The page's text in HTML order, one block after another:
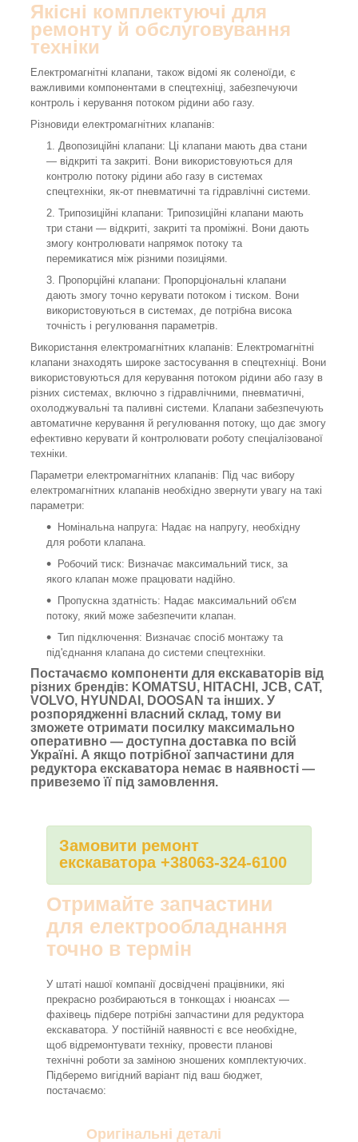
Якісні комплектуючі для
ремонту й обслуговування
техніки
Електромагнітні клапани, також відомі як соленоїди, є
важливими компонентами в спецтехніці, забезпечуючи
контроль і керування потоком рідини або газу.
Різновиди електромагнітних клапанів:
Двопозиційні клапани: Ці клапани мають два стани
— відкриті та закриті. Вони використовуються для
контролю потоку рідини або газу в системах
спецтехніки, як-от пневматичні та гідравлічні системи.
Трипозиційні клапани: Трипозиційні клапани мають
три стани — відкриті, закриті та проміжні. Вони дають
змогу контролювати напрямок потоку та
перемикатися між різними позиціями.
Пропорційні клапани: Пропорціональні клапани
дають змогу точно керувати потоком і тиском. Вони
використовуються в системах, де потрібна висока
точність і регулювання параметрів.
Використання електромагнітних клапанів: Електромагнітні
клапани знаходять широке застосування в спецтехніці. Вони
використовуються для керування потоком рідини або газу в
різних системах, включно з гідравлічними, пневматичні,
охолоджувальні та паливні системи. Клапани забезпечують
автоматичне керування й регулювання потоку, що дає змогу
ефективно керувати й контролювати роботу спеціалізованої
техніки.
Параметри електромагнітних клапанів: Під час вибору
електромагнітних клапанів необхідно звернути увагу на такі
параметри:
Номінальна напруга: Надає на напругу, необхідну
для роботи клапана.
Робочий тиск: Визначає максимальний тиск, за
якого клапан може працювати надійно.
Пропускна здатність: Надає максимальний об'єм
потоку, який може забезпечити клапан.
Тип підключення: Визначає спосіб монтажу та
під'єднання клапана до системи спецтехніки.
Постачаємо компоненти для екскаваторів від
різних брендів: KOMATSU, HITACHI, JCB, CAT,
VOLVO, HYUNDAI, DOOSAN та інших. У
розпорядженні власний склад, тому ви
зможете отримати посилку максимально
оперативно — доступна доставка по всій
Україні. А якщо потрібної запчастини для
редуктора екскаватора немає в наявності —
привеземо її під замовлення.
Замовити ремонт
екскаватора +38063-324-6100
Отримайте запчастини
для електрообладнання
точно в термін
У штаті нашої компанії досвідчені працівники, які
прекрасно розбираються в тонкощах і нюансах —
фахівець підбере потрібні запчастини для редуктора
екскаватора. У постійній наявності є все необхідне,
щоб відремонтувати техніку, провести планові
технічні роботи за заміною зношених комплектуючих.
Підберемо вигідний варіант під ваш бюджет,
постачаємо:
Оригінальні деталі